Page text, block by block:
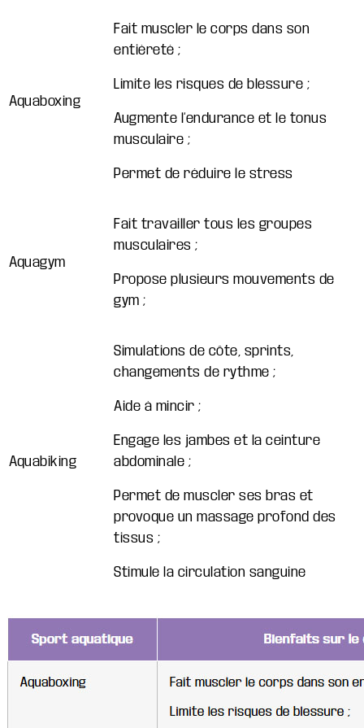
Aquaboxing
Fait muscler le corps dans son
entièreté ;
Limite les risques de blessure ;
Augmente l’endurance et le tonus
musculaire ;
Permet de réduire le stress
Aquagym
Fait travailler tous les groupes
musculaires ;
Propose plusieurs mouvements de
gym ;
Aquabiking
Simulations de côte, sprints,
changements de rythme ;
Aide à mincir ;
Engage les jambes et la ceinture
abdominale ;
Permet de muscler ses bras et
provoque un massage profond des
tissus ;
Stimule la circulation sanguine